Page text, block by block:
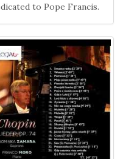
to Pope Francis.